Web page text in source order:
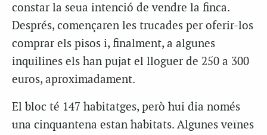
constar la seua intenció de vendre la finca.
Després, començaren les trucades per oferir-los
comprar els pisos i, finalment, a algunes
inquilines els han pujat el lloguer de 250 a 300
euros, aproximadament.
El bloc té 147 habitatges, però hui dia només
una cinquantena estan habitats. Algunes veïnes